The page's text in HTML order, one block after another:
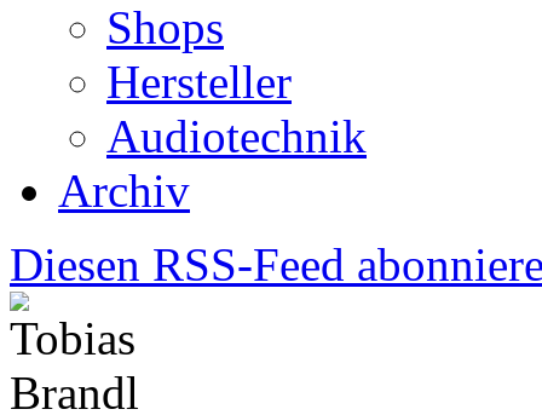
Shops
Hersteller
Audiotechnik
Archiv
Diesen RSS-Feed